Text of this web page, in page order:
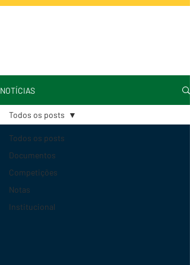
NOTÍCIAS
Todos os posts
Documentos
Competições
Notas
Institucional
Todos os posts